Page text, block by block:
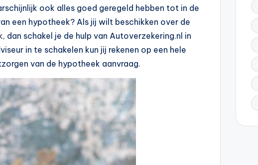
ook alles goed geregeld hebben tot in de
een hypotheek? Als jij wilt beschikken over de
, dan schakel je de hulp van Autoverzekering.nl in
in te schakelen kun jij rekenen op een hele
van de hypotheek aanvraag.